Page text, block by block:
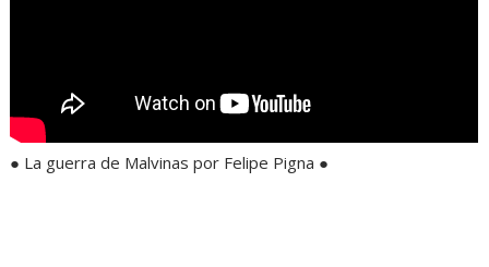
● La guerra de Malvinas por Felipe Pigna ●